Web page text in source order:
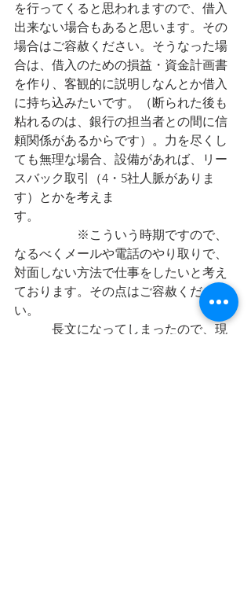
を行ってくると思われますので、借入
出来ない場合もあると思います。その
場合はご容赦ください。そうなった場
合は、借入のための損益・資金計画書
を作り、客観的に説明しなんとか借入
に持ち込みたいです。（断られた後も
粘れるのは、銀行の担当者との間に信
頼関係があるからです）。力を尽くし
ても無理な場合、設備があれば、リー
スバック取引（4・5社人脈がありま
す）とかを考えま
す。
※こういう時期ですので、
なるべくメールや電話のやり取りで、
対面しない方法で仕事をしたいと考え
ております。その点はご容赦くださ
い。
長文になってしまったので、現